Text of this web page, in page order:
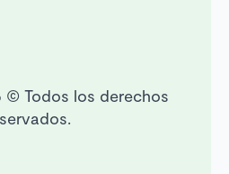
© Todos los derechos